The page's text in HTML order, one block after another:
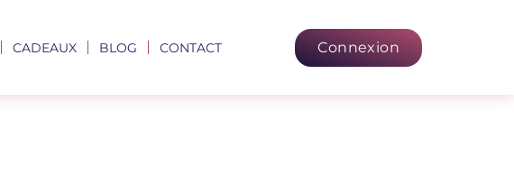
CADEAUX BLOG CONTACT Connexion